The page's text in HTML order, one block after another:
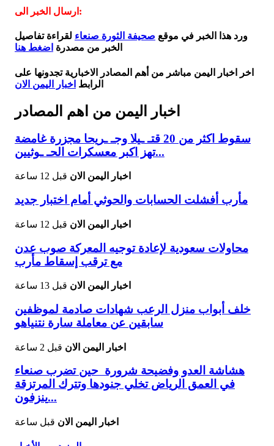
ارسال الخبر الى:
ورد هذا الخبر في موقع صحيفة الثورة صنعاء لقراءة تفاصيل
الخبر من مصدرة اضغط هنا
اخر اخبار اليمن مباشر من أهم المصادر الاخبارية تجدونها على
الرابط اخبار اليمن الان
اخبار اليمن من اهم المصادر
سقوط اكثر من 20 قتـ ـيلا وجـ ـريحا مجزرة غامضة
تهز اكبر معسكرات الحـ ـوثيين...
اخبار اليمن الان قبل 12 ساعة
مأرب أفشلت الحسابات والحوثي أمام اختبار جديد
اخبار اليمن الان قبل 12 ساعة
محاولات سعودية لإعادة توجيه المعركة صوب عدن
مع ترقب إسقاط مأرب
اخبار اليمن الان قبل 13 ساعة
خلف أبواب منزل الرعب شهادات صادمة لموظفين
سابقين عن معاملة سارة نتنياهو
اخبار اليمن الان قبل 2 ساعة
هشاشة العدو وفضيحة شرورة حين تضرب صنعاء
في العمق الرياض تخلي جنودها وتترك المرتزقة
ينزفون...
اخبار اليمن الان قبل ساعة